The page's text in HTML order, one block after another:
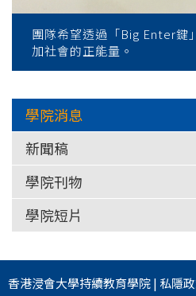
團隊希望透過「Big Enter鍵
加社會的正能量。
學院消息
新聞稿
學院刊物
學院短片
香港浸會大學持續教育學院| 私隱